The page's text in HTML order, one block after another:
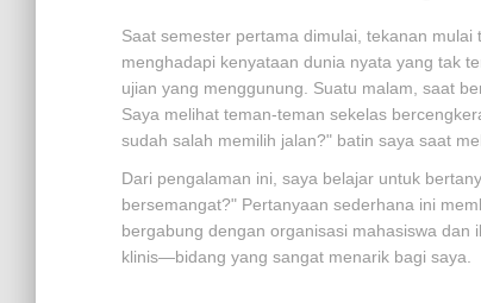
Saat semester pertama dimulai, tekanan
menghadapi kenyataan dunia nyata yang tak
ujian yang menggunung. Suatu malam, saat
Saya melihat teman-teman sekelas
sudah salah memilih jalan?" batin saya saat
Dari pengalaman ini, saya belajar untuk
bersemangat?" Pertanyaan sederhana ini
bergabung dengan organisasi mahasiswa
klinis—bidang yang sangat menarik bagi saya.